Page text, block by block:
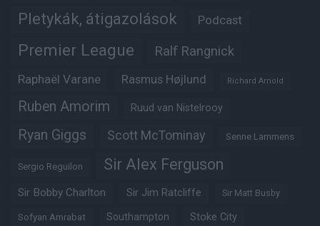
Pletykák, átigazolások Podcast
Premier League Ralf Rangnick
Raphaël Varane Rasmus Højlund Richard Arnold
Ruben Amorim Ruud van Nistelrooy
Ryan Giggs Scott McTominay Senne Lammens
Sergio Reguilon Sir Alex Ferguson
Sir Bobby Charlton Sir Jim Ratcliffe Sir Matt Busby
Sofyan Amrabat Southampton Stoke City